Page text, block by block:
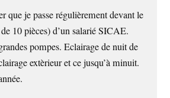
que je passe régulièrement devant le
10 pièces) d’un salarié SICAE.
pompes. Eclairage de nuit de
extèrieur et ce jusqu’à minuit.